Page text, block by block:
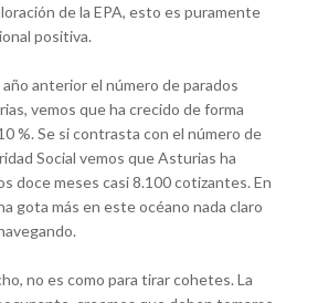
de la EPA, esto es puramente
positiva.
año anterior el número de parados
vemos que ha crecido de forma
%. Se si contrasta con el número de
Social vemos que Asturias ha
doce meses casi 8.100 cotizantes. En
gota más en este océano nada claro
no es como para tirar cohetes. La